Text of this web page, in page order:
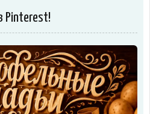
Pinterest!